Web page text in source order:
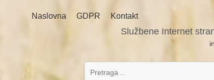
Naslovna GDPR Kontakt
Službene Internet